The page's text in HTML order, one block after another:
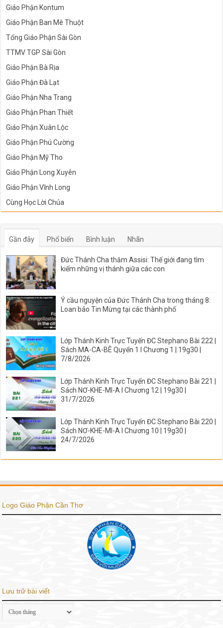
Giáo Phận Kontum
Giáo Phận Ban Mê Thuột
Tổng Giáo Phận Sài Gòn
TTMV TGP Sài Gòn
Giáo Phận Bà Rịa
Giáo Phận Đà Lạt
Giáo Phận Nha Trang
Giáo Phận Phan Thiết
Giáo Phận Xuân Lộc
Giáo Phận Phú Cường
Giáo Phận Mỹ Tho
Giáo Phận Long Xuyên
Giáo Phận Vĩnh Long
Cùng Học Lời Chúa
Gần đây Phổ biến Bình luận Nhãn
Đức Thánh Cha thăm Assisi: Thế giới đang tìm
kiếm những vị thánh giữa các con
Ý cầu nguyện của Đức Thánh Cha trong tháng 8:
Loan báo Tin Mừng tại các thành phố
Lớp Thánh Kinh Trực Tuyến ĐC Stephano Bài 222 |
Sách MA-CA-BÊ Quyển 1 I Chương 1 | 19g30 |
7/8/2026
Lớp Thánh Kinh Trực Tuyến ĐC Stephano Bài 221 |
Sách NƠ-KHE-MI-A I Chương 12 | 19g30 |
31/7/2026
Lớp Thánh Kinh Trực Tuyến ĐC Stephano Bài 220 |
Sách NƠ-KHE-MI-A I Chương 10 | 19g30 |
24/7/2026
Logo Giáo Phận Cần Thơ
Lưu trữ bài viết
Lưu
trữ